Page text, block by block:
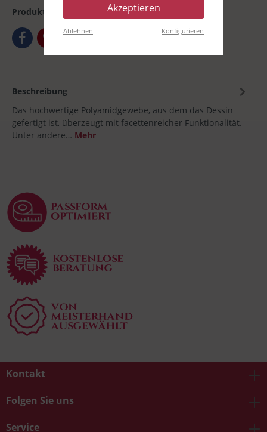
Produktnummer: 00030593-02
Beschreibung
Das hochwertige Polyamidgewebe, aus dem das Dessin
gefertigt ist, überzeugt mit facettenreicher Funktionalität.
Unter andere… Mehr
Kontakt
Folgen Sie uns
Service
Akzeptieren
Ablehnen Konfigurieren